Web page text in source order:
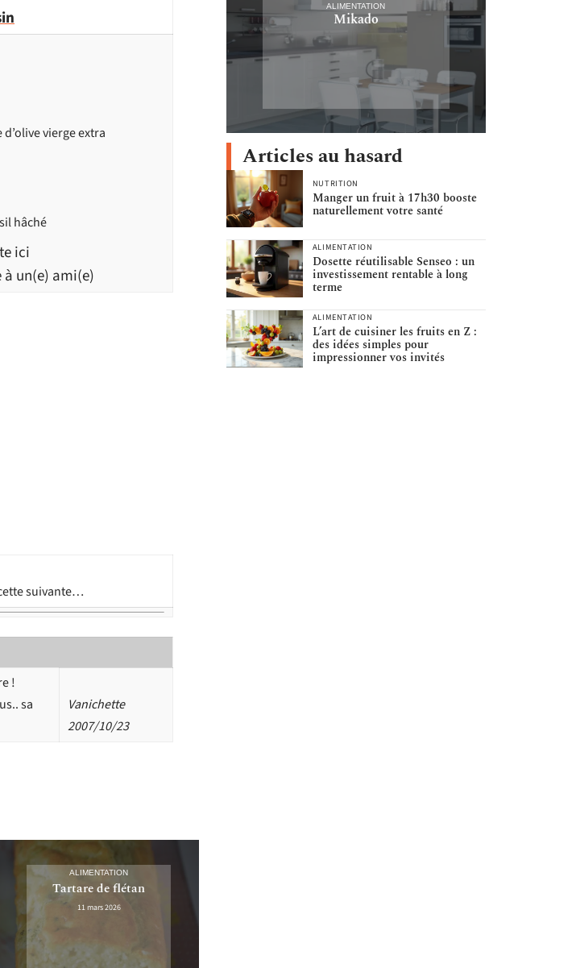
vierge extra
hâché
ici
à un(e) ami(e)
suivante…
!
sa
Vanichette
2007/10/23
ALIMENTATION
Tartare de flétan
11 mars 2026
ALIMENTATION
Mikado
Articles au hasard
NUTRITION
Manger un fruit à 17h30 booste
naturellement votre santé
ALIMENTATION
Dosette réutilisable Senseo : un
investissement rentable à long
terme
ALIMENTATION
L’art de cuisiner les fruits en Z :
des idées simples pour
impressionner vos invités